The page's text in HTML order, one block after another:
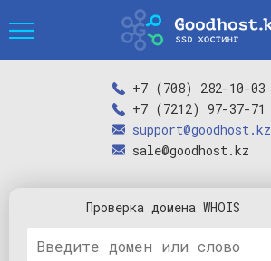
+7 (708) 282-10-03
+7 (7212) 97-37-71
support@goodhost.kz
sale@goodhost.kz
Проверка домена WHOIS